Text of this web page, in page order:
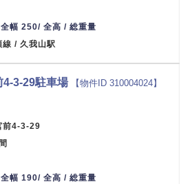
幅 250/ 全高 / 総重量
線 / 久我山駅
4-3-29駐車場 【物件ID 310004024】
前4-3-29
幅 190/ 全高 / 総重量